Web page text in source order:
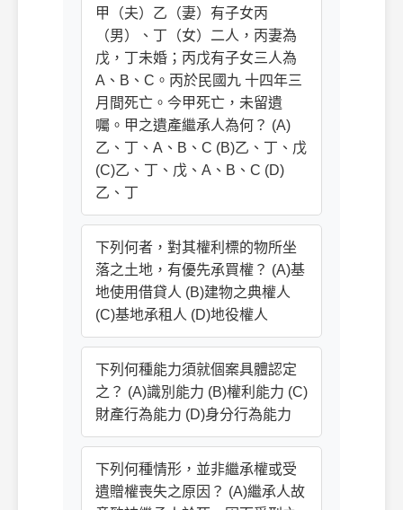
甲（夫）乙（妻）有子女丙
（男）、丁（女）二人，丙妻為
戊，丁未婚；丙戊有子女三人為
A、B、C。丙於民國九 十四年三
月間死亡。今甲死亡，未留遺
囑。甲之遺產繼承人為何？ (A)
乙、丁、A、B、C (B)乙、丁、戊
(C)乙、丁、戊、A、B、C (D)
乙、丁
下列何者，對其權利標的物所坐
落之土地，有優先承買權？ (A)基
地使用借貸人 (B)建物之典權人
(C)基地承租人 (D)地役權人
下列何種能力須就個案具體認定
之？ (A)識別能力 (B)權利能力 (C)
財產行為能力 (D)身分行為能力
下列何種情形，並非繼承權或受
遺贈權喪失之原因？ (A)繼承人故